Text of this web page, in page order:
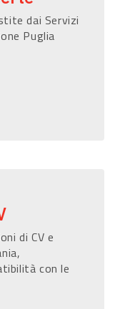
dai Servizi
Puglia
di CV e
con le